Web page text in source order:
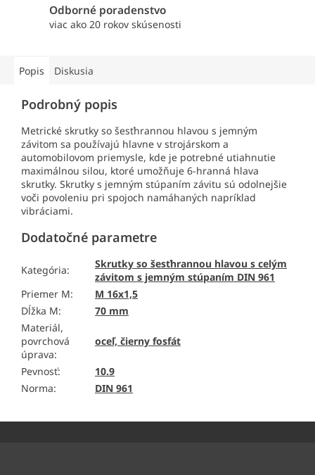
Odborné poradenstvo
viac ako 20 rokov skúsenosti
Popis Diskusia
Podrobný popis
Metrické skrutky so šesťhrannou hlavou s jemným
závitom sa používajú hlavne v strojárskom a
automobilovom priemysle, kde je potrebné utiahnutie
maximálnou silou, ktoré umožňuje 6-hranná hlava
skrutky. Skrutky s jemným stúpaním závitu sú odolnejšie
voči povoleniu pri spojoch namáhaných napríklad
vibráciami.
Dodatočné parametre
Kategória:
Skrutky so šesťhrannou hlavou s celým
závitom s jemným stúpaním DIN 961
Priemer M:
M 16x1,5
Dĺžka M:
70 mm
Materiál,
povrchová
úprava:
oceľ, čierny fosfát
Pevnosť:
10.9
Norma: DIN 961